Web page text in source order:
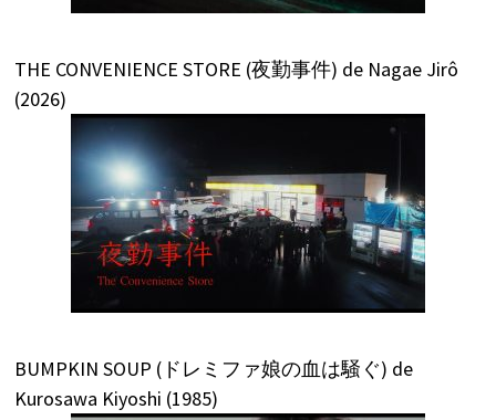
THE CONVENIENCE STORE (夜勤事件) de Nagae Jirô
(2026)
BUMPKIN SOUP (ドレミファ娘の血は騒ぐ) de
Kurosawa Kiyoshi (1985)